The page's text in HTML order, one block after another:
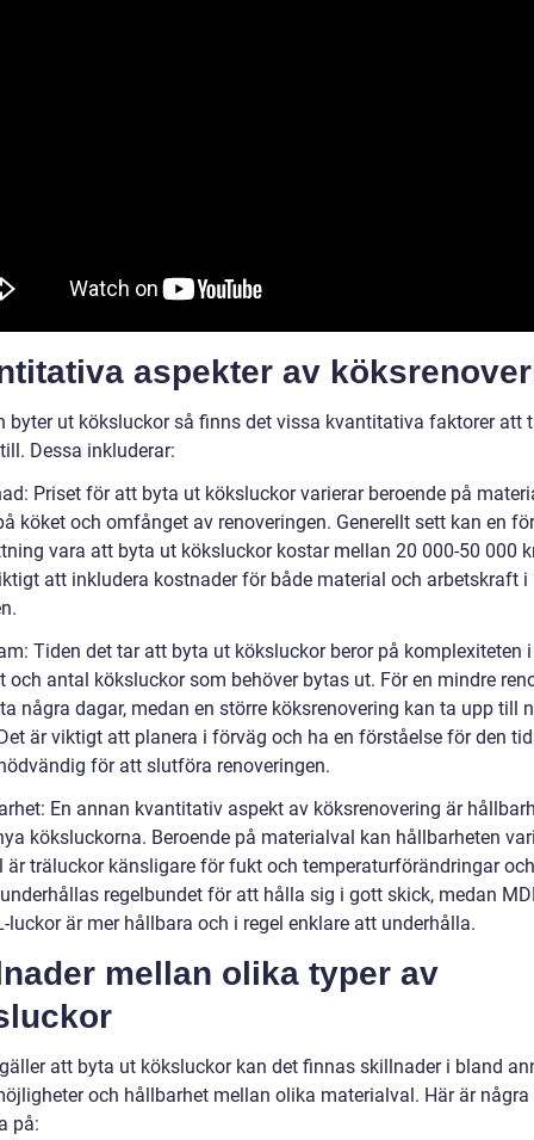
aspekter av
byter ut köksluckor så finns det vissa kvantitativa faktorer att
Dessa inkluderar:
Priset för att byta ut köksluckor varierar beroende på
köket och omfånget av renoveringen. Generellt sett kan en
vara att byta ut köksluckor kostar mellan 20 000-50 000
att inkludera kostnader för både material och arbetskraft i
Tiden det tar att byta ut köksluckor beror på komplexiteten i
och antal köksluckor som behöver bytas ut. För en mindre
några dagar, medan en större köksrenovering kan ta upp till
är viktigt att planera i förväg och ha en förståelse för den
för att slutföra renoveringen.
En annan kvantitativ aspekt av köksrenovering är
köksluckorna. Beroende på materialval kan hållbarheten
är träluckor känsligare för fukt och temperaturförändringar
regelbundet för att hålla sig i gott skick, medan
luckor är mer hållbara och i regel enklare att underhålla.
mellan olika typer av
att byta ut köksluckor kan det finnas skillnader i bland
och hållbarhet mellan olika materialval. Här är några
på: